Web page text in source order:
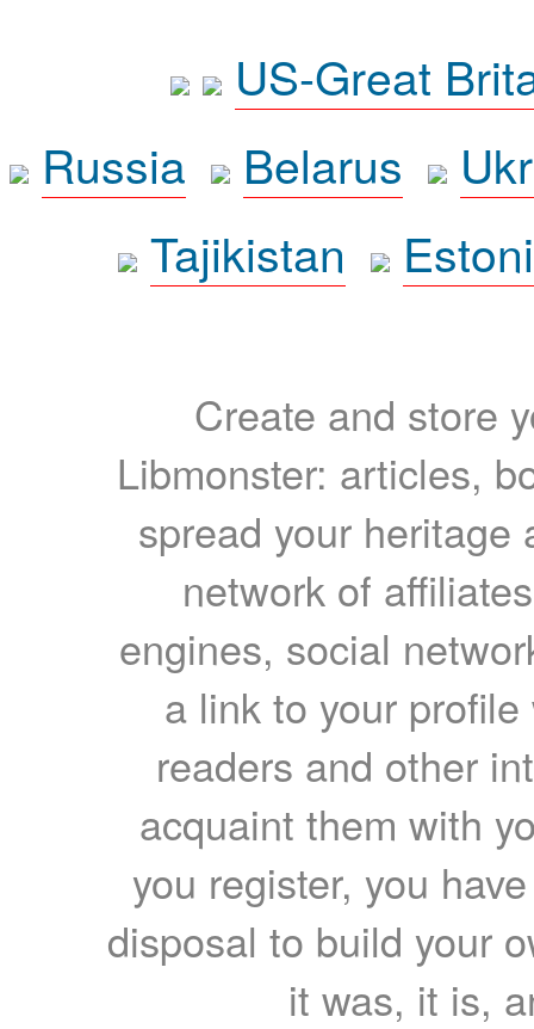
US-Great
Russia
Belarus
Tajikistan
Create and store
Libmonster: articles,
spread your heritage
network of
engines, social
a link to your
readers and other
acquaint them with
you register, you
disposal to build your
it was, it is,